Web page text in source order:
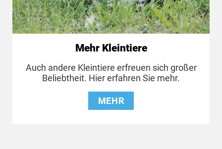
Mehr Kleintiere
Auch andere Kleintiere erfreuen sich großer
Beliebtheit. Hier erfahren Sie mehr.
MEHR